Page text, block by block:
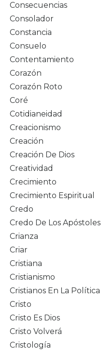
Consecuencias
Consolador
Constancia
Consuelo
Contentamiento
Corazón
Corazón Roto
Coré
Cotidianeidad
Creacionismo
Creación
Creación De Dios
Creatividad
Crecimiento
Crecimiento Espiritual
Credo
Credo De Los Apóstoles
Crianza
Criar
Cristiana
Cristianismo
Cristianos En La Política
Cristo
Cristo Es Dios
Cristo Volverá
Cristología